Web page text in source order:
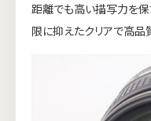
距離でも高い描写力を保
限に抑えたクリアで高品